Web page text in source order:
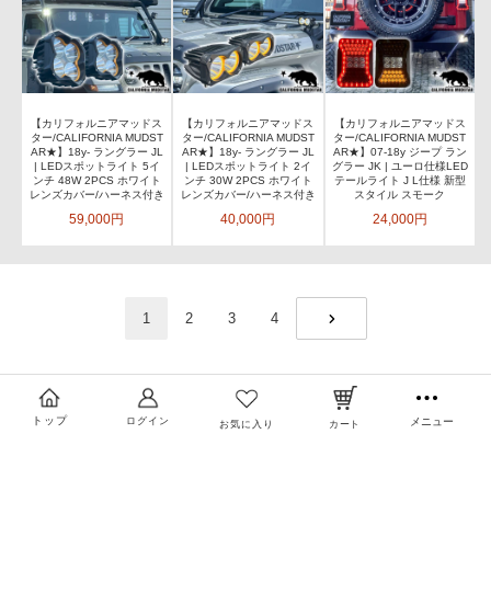
【カリフォルニアマッドス
ター/CALIFORNIA MUDST
AR★】18y- ラングラー JL
| LEDスポットライト 5イ
ンチ 48W 2PCS ホワイト
レンズカバー/ハーネス付き
59,000円
【カリフォルニアマッドス
ター/CALIFORNIA MUDST
AR★】18y- ラングラー JL
| LEDスポットライト 2イ
ンチ 30W 2PCS ホワイト
レンズカバー/ハーネス付き
40,000円
【カリフォルニアマッドス
ター/CALIFORNIA MUDST
AR★】07-18y ジープ ラン
グラー JK | ユーロ仕様LED
テールライト J L仕様 新型
スタイル スモーク
24,000円
1 2 3
4
トップ ログイン お気に入り カート メニュー